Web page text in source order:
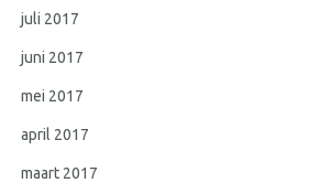
juli 2017
juni 2017
mei 2017
april 2017
maart 2017